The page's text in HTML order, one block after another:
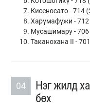
Кисеносато - 714
Харүмафүжи - 712
Мусашимару -
Таканохана II -
04
Нэг жилд
бөх